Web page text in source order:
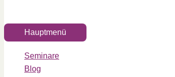
Hauptmenü
Seminare
Blog